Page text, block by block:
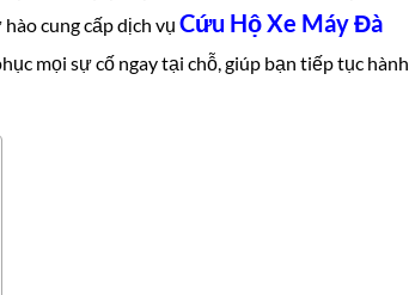
cung cấp dịch vụ Cứu Hộ Xe Máy Đà
mọi sự cố ngay tại chỗ, giúp bạn tiếp tục hành